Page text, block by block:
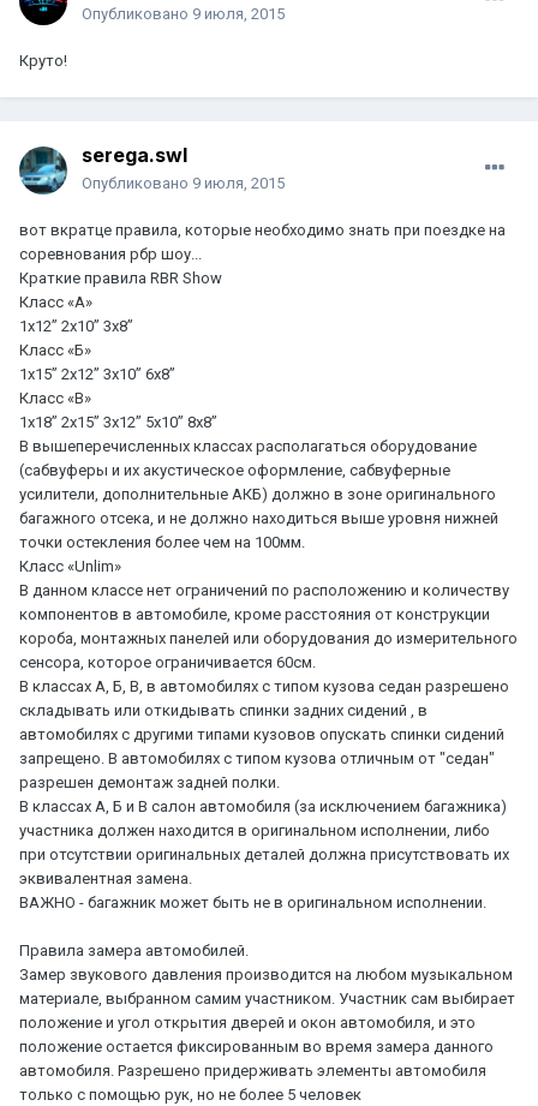
Опубликовано 9 июля, 2015
Круто!
serega.swl
Опубликовано 9 июля, 2015
вот вкратце правила, которые необходимо знать при поездке на
соревнования рбр шоу...
Краткие правила RBR Show
Класс «А»
1х12” 2x10” 3x8”
Класс «Б»
1x15” 2x12” 3x10” 6x8”
Класс «В»
1x18” 2x15” 3x12” 5x10” 8x8”
В вышеперечисленных классах располагаться оборудование
(сабвуферы и их акустическое оформление, сабвуферные
усилители, дополнительные АКБ) должно в зоне оригинального
багажного отсека, и не должно находиться выше уровня нижней
точки остекления более чем на 100мм.
Класс «Unlim»
В данном классе нет ограничений по расположению и количеству
компонентов в автомобиле, кроме расстояния от конструкции
короба, монтажных панелей или оборудования до измерительного
сенсора, которое ограничивается 60см.
В классах А, Б, В, в автомобилях с типом кузова седан разрешено
складывать или откидывать спинки задних сидений , в
автомобилях с другими типами кузовов опускать спинки сидений
запрещено. В автомобилях с типом кузова отличным от "седан"
разрешен демонтаж задней полки.
В классах А, Б и В салон автомобиля (за исключением багажника)
участника должен находится в оригинальном исполнении, либо
при отсутствии оригинальных деталей должна присутствовать их
эквивалентная замена.
ВАЖНО - багажник может быть не в оригинальном исполнении.
Правила замера автомобилей.
Замер звукового давления производится на любом музыкальном
материале, выбранном самим участником. Участник сам выбирает
положение и угол открытия дверей и окон автомобиля, и это
положение остается фиксированным во время замера данного
автомобиля. Разрешено придерживать элементы автомобиля
только с помощью рук, но не более 5 человек